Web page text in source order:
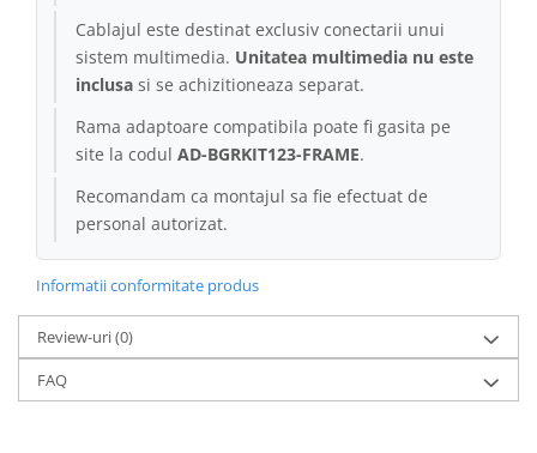
Cablajul este destinat exclusiv conectarii unui
sistem multimedia. Unitatea multimedia nu este
inclusa si se achizitioneaza separat.
Rama adaptoare compatibila poate fi gasita pe
site la codul AD-BGRKIT123-FRAME.
Recomandam ca montajul sa fie efectuat de
personal autorizat.
Informatii conformitate produs
Review-uri(0)
FAQ